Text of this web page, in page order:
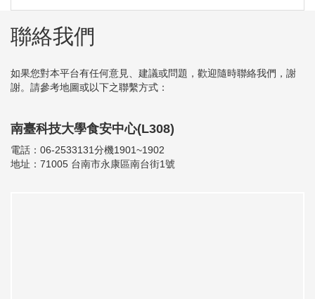
聯絡我們
如果您對本平台有任何意見、建議或問題，歡迎隨時聯絡我們，謝
謝。請參考地圖或以下之聯繫方式：
南臺科技大學食安中心(L308)
電話：06-2533131分機1901~1902
地址：71005 台南市永康區南台街1號